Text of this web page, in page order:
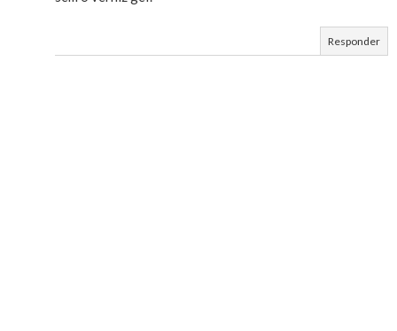
Responder